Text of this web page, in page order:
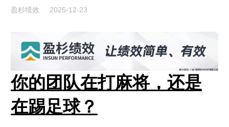
盈杉绩效 2025-12-23
你的团队在打麻将，还是
在踢足球？